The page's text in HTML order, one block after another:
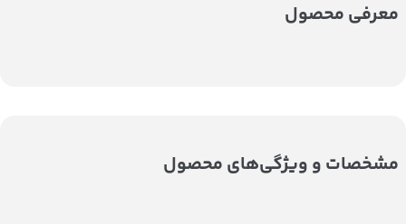
معرفی محصول
مشخصات و ویژگی‌های محصول